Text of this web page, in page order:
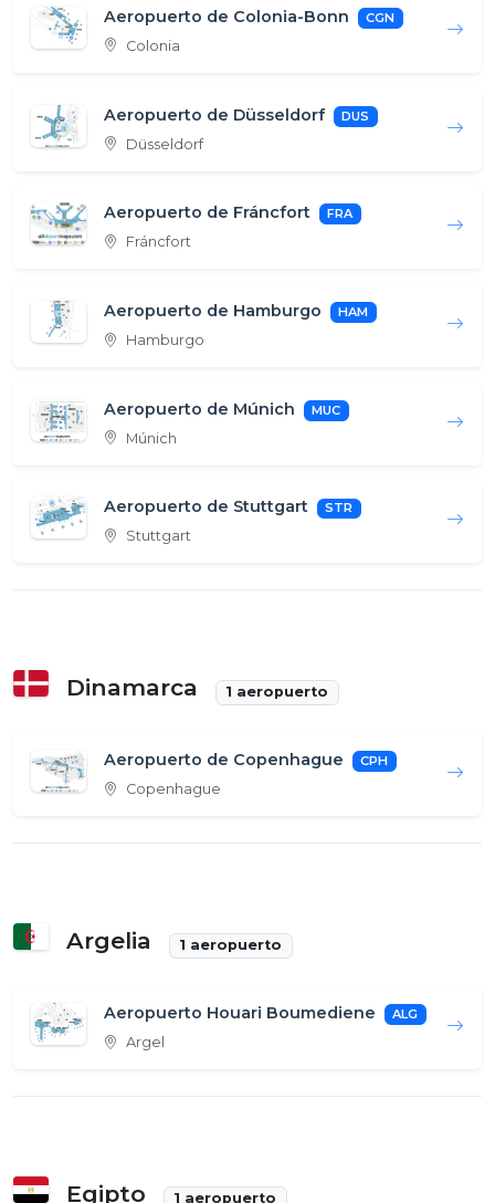
Aeropuerto de Colonia-Bonn CGN
Colonia
Aeropuerto de Düsseldorf DUS
Düsseldorf
Aeropuerto de Fráncfort FRA
Fráncfort
Aeropuerto de Hamburgo HAM
Hamburgo
Aeropuerto de Múnich MUC
Múnich
Aeropuerto de Stuttgart STR
Stuttgart
Dinamarca 1 aeropuerto
Aeropuerto de Copenhague CPH
Copenhague
Argelia 1 aeropuerto
Aeropuerto Houari Boumediene ALG
Argel
Egipto 1 aeropuerto